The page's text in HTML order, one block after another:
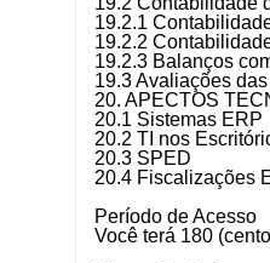
19.2.1
19.2.2
19.2.3 Balanços
19.3 Avaliações
20. APECTOS
20.1 Sistemas ERP
20.2 TI nos
20.3 SPED
20.4 Fiscalizações
Período de Acesso
Você terá 180